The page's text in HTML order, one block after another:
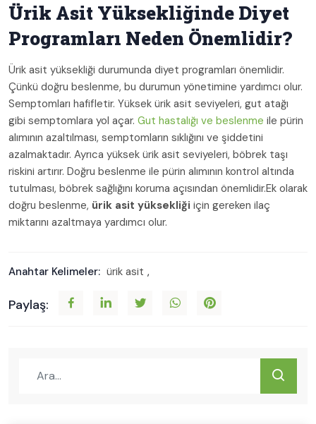
Ürik Asit Yüksekliğinde Diyet
Programları Neden Önemlidir?
Ürik asit yüksekliği durumunda diyet programları önemlidir.
Çünkü doğru beslenme, bu durumun yönetimine yardımcı olur.
Semptomları hafifletir. Yüksek ürik asit seviyeleri, gut atağı
gibi semptomlara yol açar. Gut hastalığı ve beslenme ile pürin
alımının azaltılması, semptomların sıklığını ve şiddetini
azalmaktadır. Ayrıca yüksek ürik asit seviyeleri, böbrek taşı
riskini artırır. Doğru beslenme ile pürin alımının kontrol altında
tutulması, böbrek sağlığını koruma açısından önemlidir.Ek olarak
doğru beslenme, ürik asit yüksekliği için gereken ilaç
miktarını azaltmaya yardımcı olur.
Anahtar Kelimeler: ürik asit ,
Paylaş: